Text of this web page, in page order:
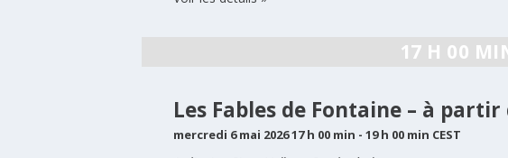
17 H 00
Les Fables de Fontaine – à partir
mercredi 6 mai 2026 17 h 00 min -19 h 00 min CEST